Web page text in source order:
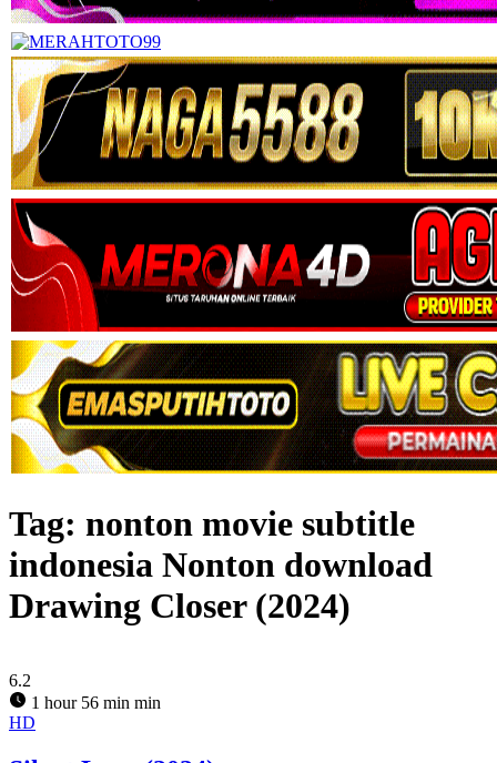
Tag: nonton movie subtitle
indonesia Nonton download
Drawing Closer (2024)
6.2
1 hour 56 min min
HD